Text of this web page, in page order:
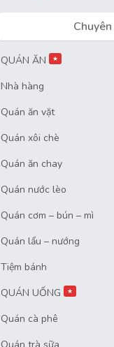
QUÁN ĂN ★
Nhà hàng
Quán ăn vặt
Quán xôi chè
Quán ăn chay
Quán nước lèo
Quán cơm – bún – mì
Quán lẩu – nướng
Tiệm bánh
QUÁN UỐNG
★
Quán cà phê